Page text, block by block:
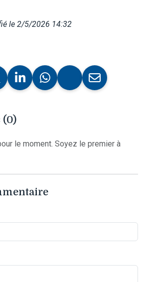
le 2/5/2026 14:32
(0)
le moment. Soyez le premier à